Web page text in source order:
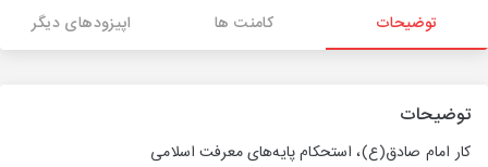
توضیحات کامنت ها اپیزودهای دیگر
توضیحات
کار امام صادق(ع)، استحکام پایه‌های معرفت اسلامی